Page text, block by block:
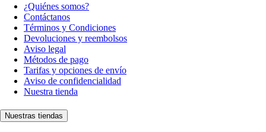
¿Quiénes somos?
Contáctanos
Términos y Condiciones
Devoluciones y reembolsos
Aviso legal
Métodos de pago
Tarifas y opciones de envío
Aviso de confidencialidad
Nuestra tienda
Nuestras tiendas